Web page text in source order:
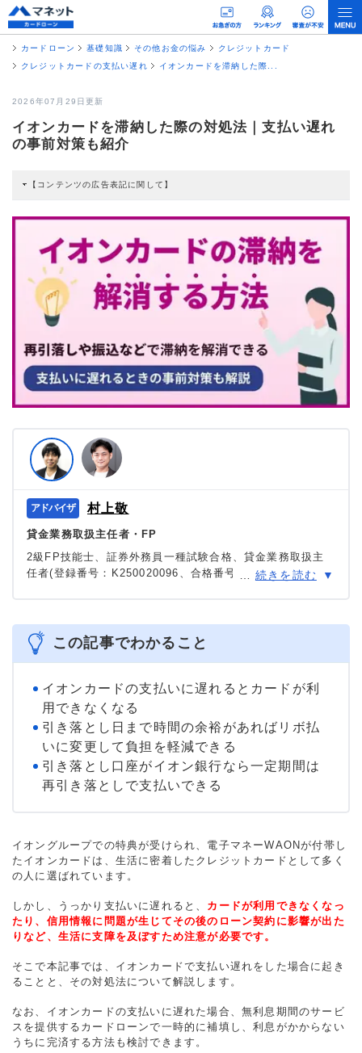
カードローン 基礎知識 その他お金の悩み
クレジットカード
クレジットカードの支払い遅れ
イオンカードを滞納した際...
2026年07月29日更新
イオンカードを滞納した際の対処法｜支払い遅れ
の事前対策も紹介
【コンテンツの広告表記に関して】
すると弊社に対して企業から紹介報酬が支払われるという収益モデルです。 た
だし、特定の商品を根拠なくPRするものではなく、当編集部の調査／ユーザー
への口コミ収集などに基づき、公平性を担保した情報提供を行っています。
>提携企業一覧
村上敬
貸金業務取扱主任者・FP
2級FP技能士、証券外務員一種試験合格、貸金業務取扱主
任者(登録番号：K250020096、合格番号：第F241000177
ン、FX、不動産、保険など、多くの金融領域における情報
メディアの編集・監修に携わり、実績は計2000本以上。ロ
ーン利用者へのインタビューなども多数実施し、専門知識
＞＞公式ページ
… 続きを読む
この記事でわかること
イオンカードの支払いに遅れるとカードが利
用できなくなる
引き落とし日まで時間の余裕があればリボ払
いに変更して負担を軽減できる
引き落とし口座がイオン銀行なら一定期間は
再引き落としで支払いできる
イオングループでの特典が受けられ、電子マネーWAONが付帯し
たイオンカードは、生活に密着したクレジットカードとして多く
の人に選ばれています。
しかし、うっかり支払いに遅れると、 カードが利用できなくなっ
たり、信用情報に問題が生じてその後のローン契約に影響が出た
りなど、生活に支障を及ぼすため注意が必要です。
そこで本記事では、イオンカードで支払い遅れをした場合に起き
ることと、その対処法について解説します。
なお、イオンカードの支払いに遅れた場合、無利息期間のサービ
スを提供するカードローンで一時的に補填し、利息がかからない
うちに完済する方法も検討できます。